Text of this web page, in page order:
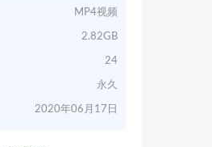
MP4视频
2.82GB
24
永久
2020年06月17日